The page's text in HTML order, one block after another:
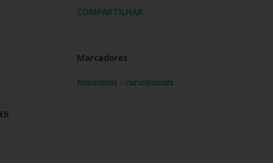
COMPARTILHAR
Marcadores
Havaianas - curiosidades